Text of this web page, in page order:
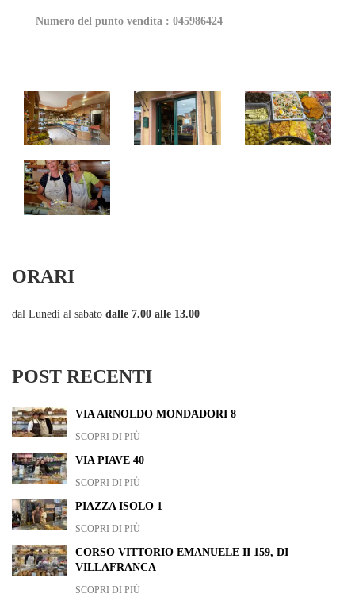
Numero del punto vendita : 045986424
ORARI
dal Lunedi al sabato dalle 7.00 alle 13.00
POST RECENTI
VIA ARNOLDO MONDADORI 8
SCOPRI DI PIÙ
VIA PIAVE 40
SCOPRI DI PIÙ
PIAZZA ISOLO 1
SCOPRI DI PIÙ
CORSO VITTORIO EMANUELE II 159, DI
VILLAFRANCA
SCOPRI DI PIÙ